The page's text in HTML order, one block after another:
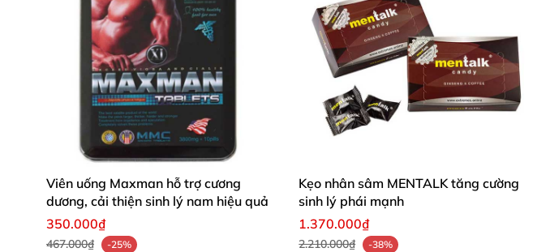
Viên uống Maxman hỗ trợ cương
dương, cải thiện sinh lý nam hiệu quả
350.000₫
467.000₫
-25%
Kẹo nhân sâm MENTALK tăng cường
sinh lý phái mạnh
1.370.000₫
2.210.000₫
-38%